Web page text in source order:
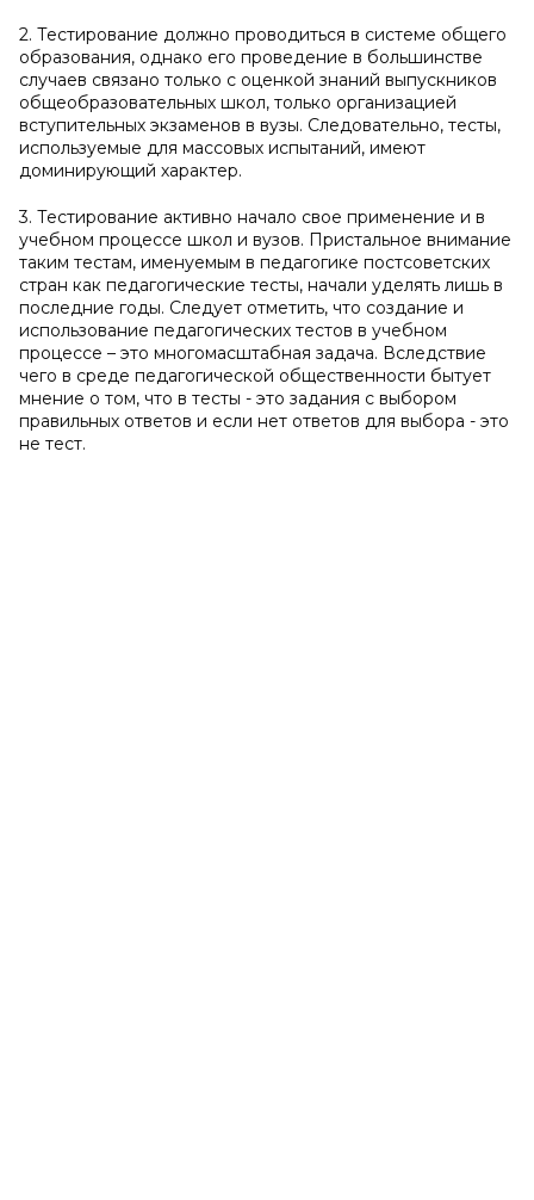
2. Тестирование должно проводиться в системе общего
образования, однако его проведение в большинстве
случаев связано только с оценкой знаний выпускников
общеобразовательных школ, только организацией
вступительных экзаменов в вузы. Следовательно, тесты,
используемые для массовых испытаний, имеют
доминирующий характер.
3. Тестирование активно начало свое применение и в
учебном процессе школ и вузов. Пристальное внимание
таким тестам, именуемым в педагогике постсоветских
стран как педагогические тесты, начали уделять лишь в
последние годы. Следует отметить, что создание и
использование педагогических тестов в учебном
процессе – это многомасштабная задача. Вследствие
чего в среде педагогической общественности бытует
мнение о том, что в тесты - это задания с выбором
правильных ответов и если нет ответов для выбора - это
не тест.